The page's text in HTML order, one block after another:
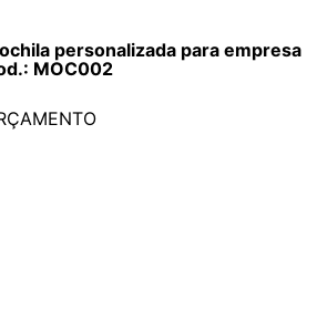
personalizada para empresa
MOC002